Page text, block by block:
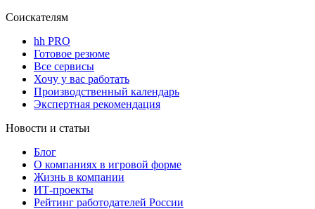
Соискателям
hh PRO
Готовое резюме
Все сервисы
Хочу у вас работать
Производственный календарь
Экспертная рекомендация
Новости и статьи
Блог
О компаниях в игровой форме
Жизнь в компании
ИТ-проекты
Рейтинг работодателей России